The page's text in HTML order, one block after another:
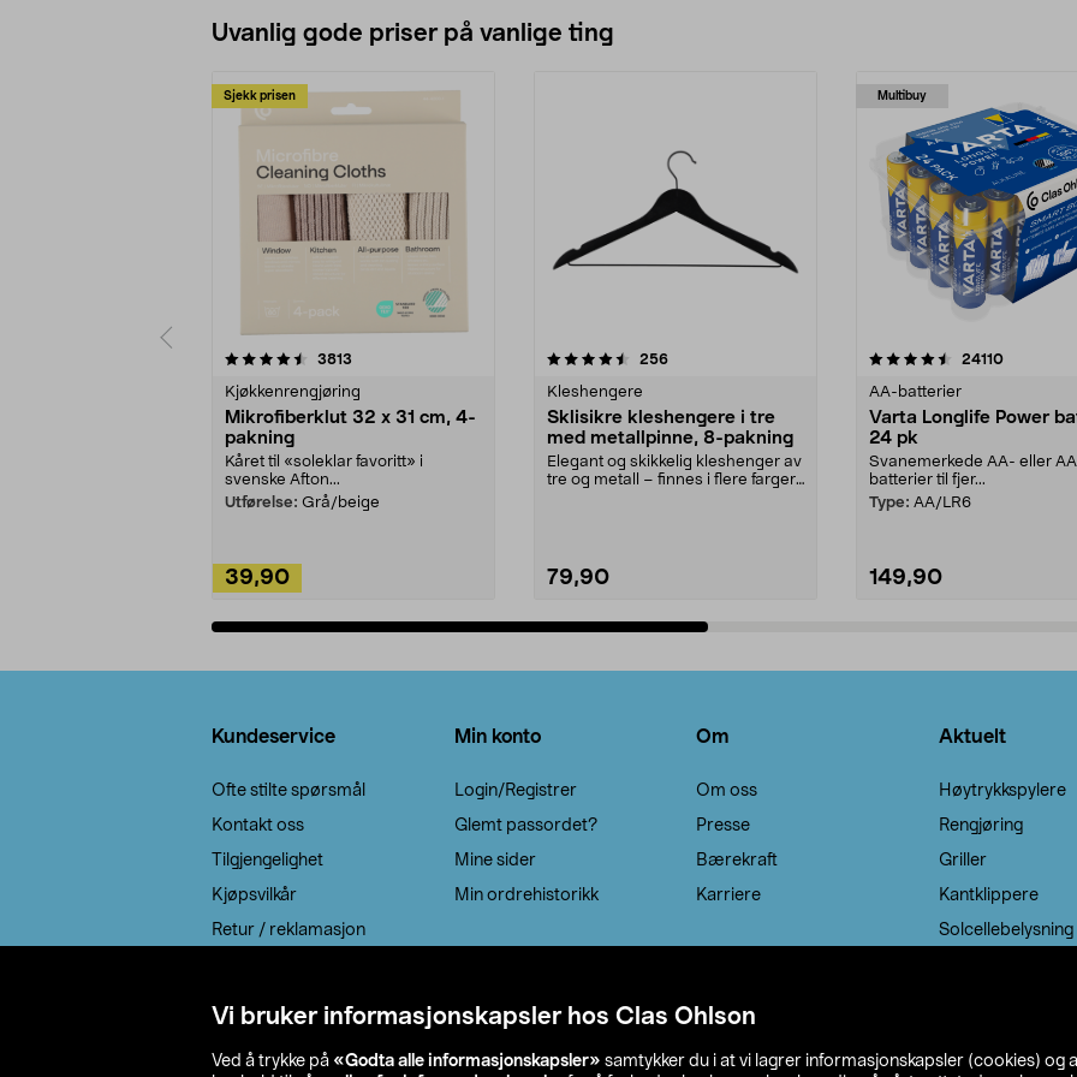
Vi bruker informasjonskapsler hos Clas Ohlson
Ved å trykke på «Godta alle informasjonskapsler» samtykker du i at vi lagrer informasjonskapsler (cookies) og
Uvanlig gode priser på vanlige ting
Sjekk prisen
3813
Kjøkkenrengjøring
Mikrofiberklut 32 x 31 cm, 4-
pakning
Kåret til «soleklar favoritt» i
svenske Afton...
Utførelse: Grå/beige
39,90
4.5av 5 stjerner 256anmeldelser
Kleshengere
Sklisikre kleshengere i tre
med metallpinne, 8-pakning
Elegant og skikkelig kleshenger av
tre og metall – finnes i flere farger.
79,90
Multibuy
4.5av 5 stjerner 24110
AA-batterier
Varta Longlife Power
24 pk
Svanemerkede AA- eller
batterier til fjer...
Type: AA/LR6
149,90
4.5av 5 stjerner
Kundeservice
Ofte stilte spørsmål
Kontakt oss
Tilgjengelighet
Kjøpsvilkår
Retur / reklamasjon
Min konto
Login/Registrer
Glemt passordet?
Mine sider
Min ordrehistorikk
Om
Om oss
Presse
Bærekraft
Karriere
Aktuelt
Høytrykkspylere
Rengjøring
Griller
Kantklippere
Solcellebelysning